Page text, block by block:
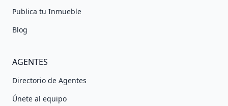
Publica tu Inmueble
Blog
AGENTES
Directorio de Agentes
Únete al equipo